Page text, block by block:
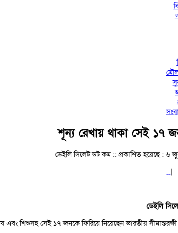
শূন্য রেখায় থাকা সেই ১৭
ডেইলি সিলেট ডট কম ::প্রকাশিত হয়েছে :
|
ডেইলি
এবং শিশুসহ সেই ১৭ জনকে ফিরিয়ে নিয়েছেন ভারতীয়